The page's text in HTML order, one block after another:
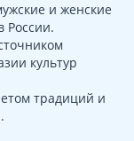
и женские
России.
культур
традиций и